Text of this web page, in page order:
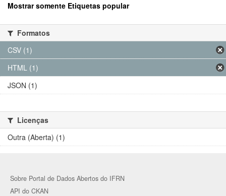
Mostrar somente Etiquetas popular
Formatos
CSV (1)
HTML (1)
JSON (1)
Licenças
Outra (Aberta) (1)
Sobre Portal de Dados Abertos do IFRN
API do CKAN